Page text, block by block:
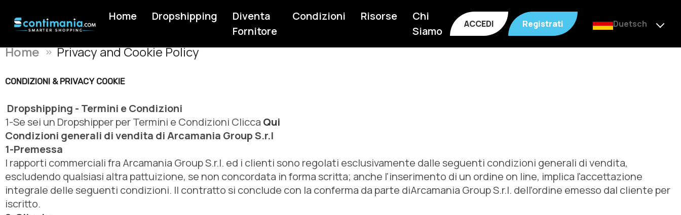
Home Dropshipping
Diventa
Fornitore
Condizioni Risorse
Chi
Siamo
ACCEDI Registrati Duetsch
Home Privacy and Cookie Policy
CONDIZIONI & PRIVACY COOKIE
Dropshipping - Termini e Condizioni
1-Se sei un Dropshipper per Termini e Condizioni Clicca Qui
Condizioni generali di vendita di Arcamania Group S.r.l
1-Premessa
I rapporti commerciali fra Arcamania Group S.r.l. ed i clienti sono regolati esclusivamente dalle seguenti condizioni generali di vendita,
escludendo qualsiasi altra pattuizione, se non concordata in forma scritta; anche l'inserimento di un ordine on line, implica l'accettazione
integrale delle seguenti condizioni. Il contratto si conclude con la conferma da parte diArcamania Group S.r.l. dell’ordine emesso dal cliente per
iscritto.